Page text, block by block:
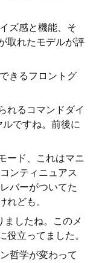
ズ感と機能、そ
取れたモデルが評
きるフロントグ
れるコマンドダイ
ですね。前後に
ード、これはマニ
ンティニュアス
バーがついてた
れども。
ましたね。このメ
立ってました。
哲学が変わって